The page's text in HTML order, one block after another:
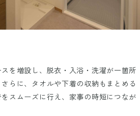
を増設し、脱衣・入浴・洗濯が一箇所
らに、タオルや下着の収納もまとめる
スムーズに行え、家事の時短につなが